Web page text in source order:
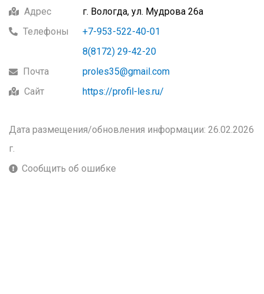
Адрес
г. Вологда, ул. Мудрова 26а
Телефоны
+7-953-522-40-01
8(8172) 29-42-20
Почта
proles35@gmail.com
Сайт
https://profil-les.ru/
Дата размещения/обновления информации: 26.02.2026
г.
Сообщить об ошибке